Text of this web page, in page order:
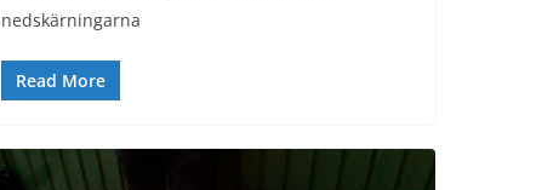
nedskärningarna
Read More